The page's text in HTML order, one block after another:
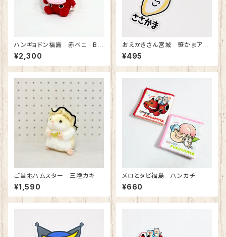
ハンギョドン福島 赤べこ BC
マスコット
¥2,300
おえかきさん宮城 笹かまアク
リルキーホルダー
¥495
ご当地ハムスター 三陸カキ
¥1,590
メロとタビ福島 ハンカチ
¥660